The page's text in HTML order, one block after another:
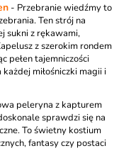
- Przebranie wiedźmy to
Ten strój na
sukni z rękawami,
z szerokim rondem
pełen tajemniczości
miłośniczki magii i
peleryna z kapturem
sprawdzi się na
To świetny kostium
fantasy czy postaci